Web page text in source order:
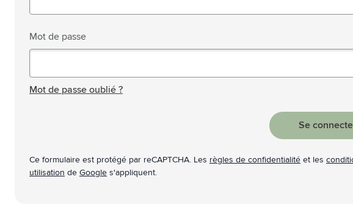
Afficher le sous-menu pour la catégorie
Écriture
Outdoor & Loisirs
Afficher le sous-menu pour la catégorie Outdoor &
Afficher le sous-menu pour la catégorie Outils &
Mot de passe
Mot de passe oublié ?
Se
Ce formulaire est protégé par reCAPTCHA. Les règles de confidentialité et les
utilisation de Google s'appliquent.